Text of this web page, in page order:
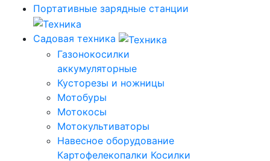
Портативные зарядные станции
Садовая техника
Газонокосилки
аккумуляторные
Кусторезы и ножницы
Мотобуры
Мотокосы
Мотокультиваторы
Навесное оборудование
Картофелекопалки Косилки